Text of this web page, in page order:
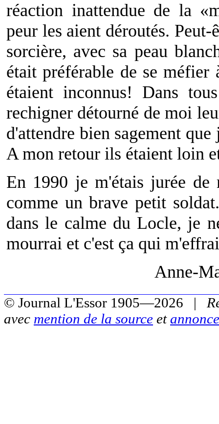
réaction inattendue de la
peur les aient déroutés.
sorcière, avec sa peau
était préférable de se
étaient inconnus! Dans
rechigner détourné de moi
d'attendre bien sagement
A mon retour ils étaient loin
En 1990 je m'étais jurée
comme un brave petit
dans le calme du Locle, je
mourrai et c'est ça qui
Anne-
© Journal L'Essor 1905—2026 |
avec mention de la source et